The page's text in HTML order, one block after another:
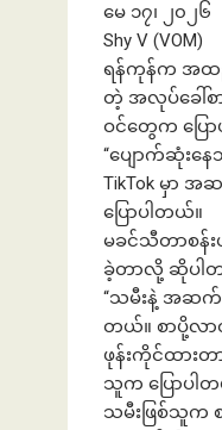
မေ ၁၇၊ ၂၀၂၆
Shy V (VOM)
ရန်ကုန်က အထ
တဲ့ အလုပ်ခေါ်စ
ဝင်တွေက ပြေ
“ပျောက်ဆုံ
TikTok မှာ
ပြောပါတယ်။
မခင်သီတာစန်
ခဲ့တာလို့ ဆိုပါ
“သမီးနဲ့ အဆက်
တယ်။ စာပို့လာ
ဖုန်းကိုင်ထားတ
သူက ပြောပါ
သမီးဖြစ်သူက